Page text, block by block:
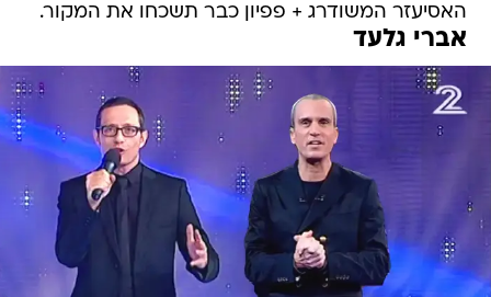
האסיעזר המשודרג + פפיון כבר תשכחו את המקור.
אברי גלעד